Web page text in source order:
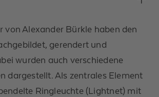
von Alexander Bürkle haben den
gerendert und
wurden auch verschiedene
dargestellt. Als zentrales Element
Ringleuchte (Lightnet) mit